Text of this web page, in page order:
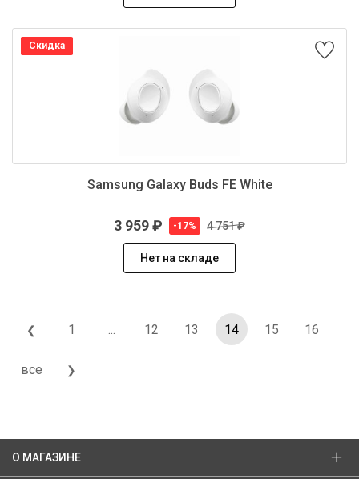
Скидка
Samsung Galaxy Buds FE White
3 959 ₽ -17% 4 751 ₽
Нет на складе
❮ 1 ... 12 13 14 15 16
все ❯
О МАГАЗИНЕ